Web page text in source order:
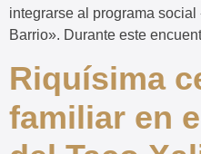
integrarse al programa
Barrio». Durante este
Riquísima
familiar en